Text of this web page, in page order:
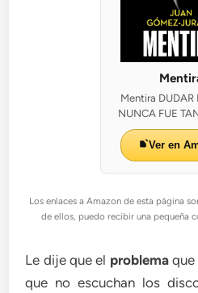
Mentira DUDAR
NUNCA FUE
Ver en
Los enlaces a Amazon de esta página
de ellos, puedo recibir una pequeña
Le dije que el problemaque
que no escuchan los